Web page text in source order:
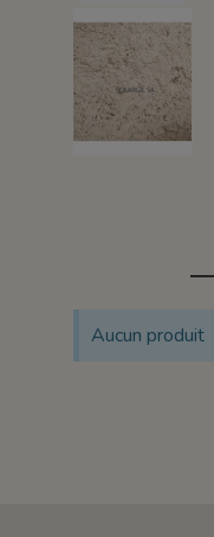
Aucun produit